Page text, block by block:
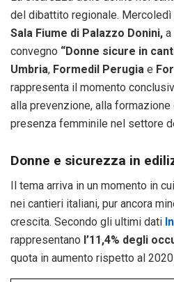
del dibattito regionale. Mercoledì
Sala Fiume di Palazzo Donini, a
convegno “Donne sicure in
Umbria, Formedil Perugia e
rappresenta il momento
alla prevenzione, alla
presenza femminile nel settore
Donne e sicurezza in
Il tema arriva in un momento in
nei cantieri italiani, pur ancora
crescita. Secondo gli ultimi dati
rappresentano l’11,4% degli
quota in aumento rispetto al 2020